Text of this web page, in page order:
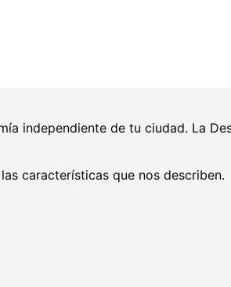
independiente de tu ciudad. La
características que nos describen.